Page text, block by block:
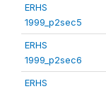
ERHS
1999_p2sec5
ERHS
1999_p2sec6
ERHS